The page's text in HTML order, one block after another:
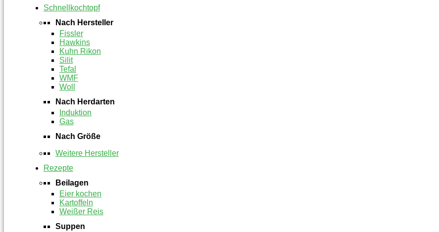
Schnellkochtopf
Nach Hersteller
Fissler
Hawkins
Kuhn Rikon
Silit
Tefal
WMF
Woll
Nach Herdarten
Induktion
Gas
Nach Größe
Weitere Hersteller
Rezepte
Beilagen
Eier kochen
Kartoffeln
Weißer Reis
Suppen